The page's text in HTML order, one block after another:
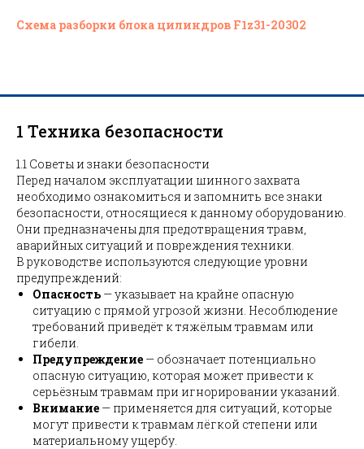
Схема разборки блока цилиндров F1z31-20302
1 Техника безопасности
1.1 Советы и знаки безопасности
Перед началом эксплуатации шинного захвата
необходимо ознакомиться и запомнить все знаки
безопасности, относящиеся к данному оборудованию.
Они предназначены для предотвращения травм,
аварийных ситуаций и повреждения техники.
В руководстве используются следующие уровни
предупреждений:
Опасность — указывает на крайне опасную
ситуацию с прямой угрозой жизни. Несоблюдение
требований приведёт к тяжёлым травмам или
гибели.
Предупреждение — обозначает потенциально
опасную ситуацию, которая может привести к
серьёзным травмам при игнорировании указаний.
Внимание — применяется для ситуаций, которые
могут привести к травмам лёгкой степени или
материальному ущербу.